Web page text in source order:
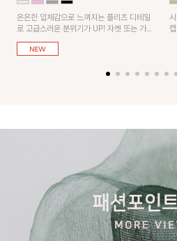
은은한 입체감으로 느껴지는 플리츠 디테일
로 고급스러운 분위기가 UP! 자켓 또는 가디
건과 같이 매치해도 잘 어울린답니다!